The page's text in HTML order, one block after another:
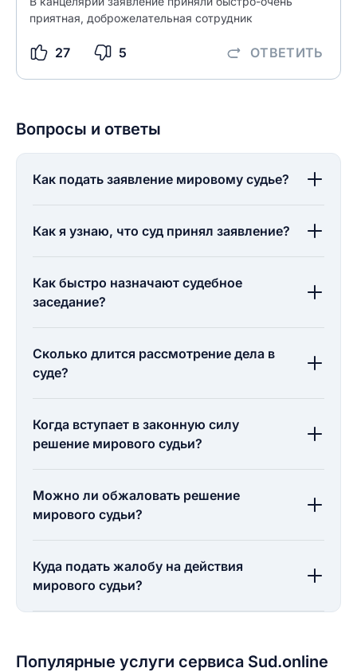
приятная, доброжелательная сотрудник
27 5 ОТВЕТИТЬ
Вопросы и ответы
Как подать заявление мировому судье?
Как я узнаю, что суд принял заявление?
Как быстро назначают судебное
заседание?
Сколько длится рассмотрение дела в
суде?
Когда вступает в законную силу
решение мирового судьи?
Можно ли обжаловать решение
мирового судьи?
Куда подать жалобу на действия
мирового судьи?
Популярные услуги сервиса Sud.online